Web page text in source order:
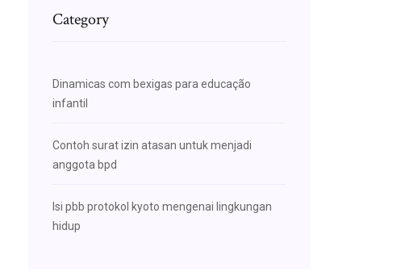
Category
Dinamicas com bexigas para educação
infantil
Contoh surat izin atasan untuk menjadi
anggota bpd
Isi pbb protokol kyoto mengenai lingkungan
hidup